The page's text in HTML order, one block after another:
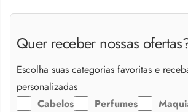
Quer receber nossas
Escolha suas categorias favoritas e
personalizadas
Cabelos
Perfumes